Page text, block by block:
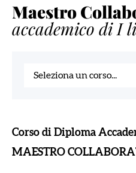
Maestro
accademico di I
Corso di Diploma
MAESTRO